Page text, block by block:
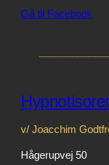
Gå til Facebook
v/ Joacchim
Hågerupvej 50